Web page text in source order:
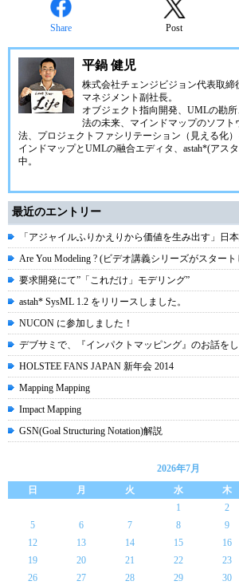
Share Post
平鍋 健児
株式会社チェンジビジョン代表取締
マネジメント副社長。
オブジェクト指向開発、UMLの勘
法の未来、マインドマップのソフト
法、プロジェクトファシリテーション（見える化
インドマップとUMLの融合エディタ、 astah*(アス
中。
最近のエントリー
「アジャイルふりかえりから価値を生み出す」日
Are You Modeling ? (ビデオ講義シリーズがスター
要求開発にて”「これだけ」モデリング”
astah* SysML 1.2 をリリースしました。
NUCON に参加しました！
デブサミで、『インパクトマッピング』のお話をし
HOLSTEE FANS JAPAN 新年会 2014
Mapping Mapping
Impact Mapping
GSN(Goal Structuring Notation)解説
2026年7月
日
月 火 水 木
1
2
5
6 7 8 9
12
13 14 15 16
19
20 21 22 23
26
27 28 29 30